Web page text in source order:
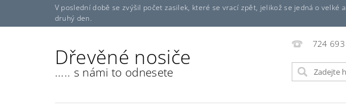
V poslední době se zvýšil počet zasilek, které se vrací zpět, jelikož se jedná o
druhý den.
Dřevěné nosiče
..... s námi to odnesete
724